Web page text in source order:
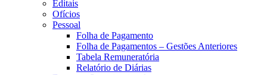
Editais
Ofícios
Pessoal
Folha de Pagamento
Folha de Pagamentos – Gestões Anteriores
Tabela Remuneratória
Relatório de Diárias